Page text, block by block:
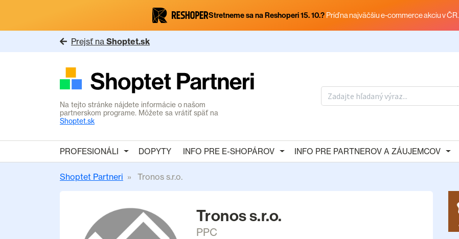
Stretneme sa na Reshoperi 15. 10.? Príď na najväčšiu e-commerce akciu v ČR.
Prejsť na Shoptet.sk
Na tejto stránke nájdete informácie o našom
partnerskom programe. Môžete sa vrátiť späť na
Shoptet.sk
PROFESIONÁLI DOPYTY INFO PRE E-SHOPÁROV INFO PRE PARTNEROV A ZÁUJEMCOV
Shoptet Partneri Tronos s.r.o.
Tronos s.r.o.
PPC